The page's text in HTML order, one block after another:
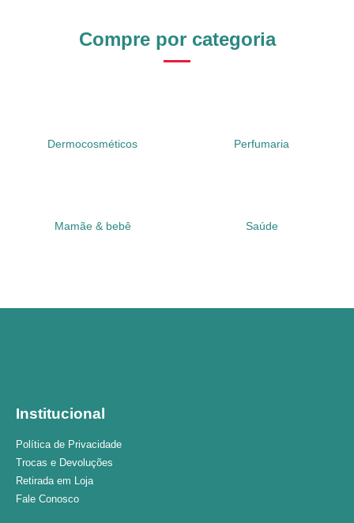
Compre por categoria
Dermocosméticos Perfumaria
Mamãe & bebê Saúde
Institucional
Política de Privacidade
Trocas e Devoluções
Retirada em Loja
Fale Conosco